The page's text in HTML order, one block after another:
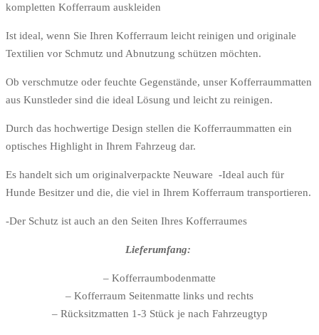
kompletten Kofferraum auskleiden
Ist ideal, wenn Sie Ihren Kofferraum leicht reinigen und originale
Textilien vor Schmutz und Abnutzung schützen möchten.
Ob verschmutze oder feuchte Gegenstände, unser Kofferraummatten
aus Kunstleder sind die ideal Lösung und leicht zu reinigen.
Durch das hochwertige Design stellen die Kofferraummatten ein
optisches Highlight in Ihrem Fahrzeug dar.
Es handelt sich um originalverpackte Neuware -Ideal auch für
Hunde Besitzer und die, die viel in Ihrem Kofferraum transportieren.
-Der Schutz ist auch an den Seiten Ihres Kofferraumes
Lieferumfang:
– Kofferraumbodenmatte
– Kofferraum Seitenmatte links und rechts
– Rücksitzmatten 1-3 Stück je nach Fahrzeugtyp